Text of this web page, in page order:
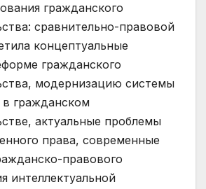
гражданского
сравнительно-правовой
концептуальные
гражданского
модернизацию системы
гражданском
актуальные проблемы
права, современные
правового
интеллектуальной